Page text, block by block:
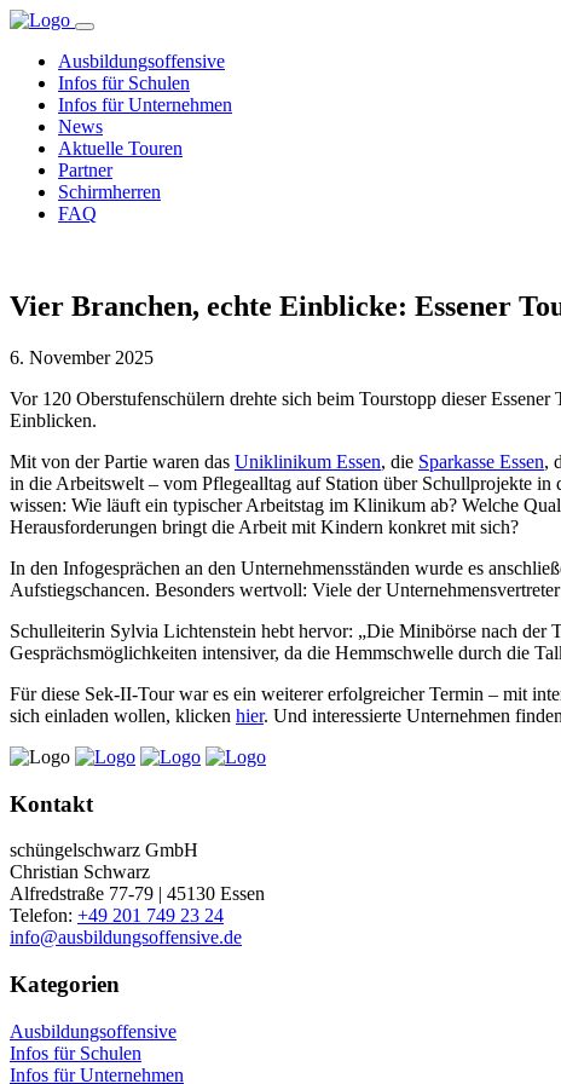
Ausbildungsoffensive
Infos für Schulen
Infos für Unternehmen
News
Aktuelle Touren
Partner
Schirmherren
FAQ
Vier Branchen, echte Einblicke: Essener
6. November 2025
Vor 120 Oberstufenschülern drehte sich beim Tourstopp dieser
Einblicken.
Mit von der Partie waren das Uniklinikum Essen, die Sparkasse Essen,
in die Arbeitswelt – vom Pflegealltag auf Station über Schullprojekte in
wissen: Wie läuft ein typischer Arbeitstag im Klinikum ab? Welche
Herausforderungen bringt die Arbeit mit Kindern konkret mit sich?
In den Infogesprächen an den Unternehmensständen wurde es
Aufstiegschancen. Besonders wertvoll: Viele der
Schulleiterin Sylvia Lichtenstein hebt hervor: „Die Minibörse nach der
Gesprächsmöglichkeiten intensiver, da die Hemmschwelle durch die
Für diese Sek-II-Tour war es ein weiterer erfolgreicher Termin – mit
sich einladen wollen, klicken hier. Und interessierte Unternehmen finden
Kontakt
schüngelschwarz GmbH
Christian Schwarz
Alfredstraße 77-79 | 45130 Essen
Telefon: +49 201 749 23 24
info@ausbildungsoffensive.de
Kategorien
Ausbildungsoffensive
Infos für Schulen
Infos für Unternehmen